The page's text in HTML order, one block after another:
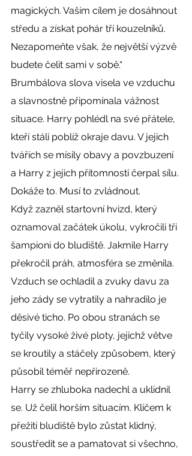
magických. Vaším cílem je dosáhnout
středu a získat pohár tří kouzelníků.
Nezapomeňte však, že největší výzvě
budete čelit sami v sobě.“
Brumbálova slova visela ve vzduchu
a slavnostně připomínala vážnost
situace. Harry pohlédl na své přátele,
kteří stáli poblíž okraje davu. V jejich
tvářích se mísily obavy a povzbuzení
a Harry z jejich přítomnosti čerpal sílu.
Dokáže to. Musí to zvládnout.
Když zazněl startovní hvizd, který
oznamoval začátek úkolu, vykročili tři
šampioni do bludiště. Jakmile Harry
překročil práh, atmosféra se změnila.
Vzduch se ochladil a zvuky davu za
jeho zády se vytratily a nahradilo je
děsivé ticho. Po obou stranách se
tyčily vysoké živé ploty, jejichž větve
se kroutily a stáčely způsobem, který
působil téměř nepřirozeně.
Harry se zhluboka nadechl a uklidnil
se. Už čelil horším situacím. Klíčem k
přežití bludiště bylo zůstat klidný,
soustředit se a pamatovat si všechno,